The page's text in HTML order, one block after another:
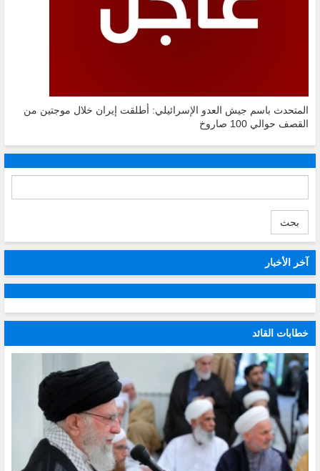
المتحدث باسم جيش العدو الإسرائيلي: أطلقت إيران خلال موجتين من
القصف حوالي 100 صاروخ
بحث
آخر الأخبار
خطابات القائد